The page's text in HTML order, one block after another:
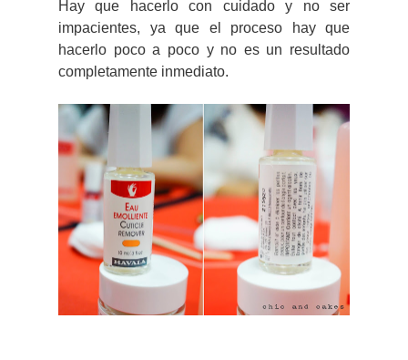
Hay que hacerlo con cuidado y no ser
impacientes, ya que el proceso hay que
hacerlo poco a poco y no es un resultado
completamente inmediato.